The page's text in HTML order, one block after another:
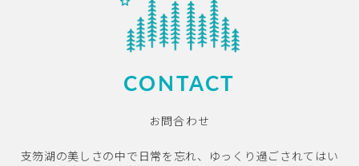
CONTACT
お問合わせ
支笏湖の美しさの中で日常を忘れ、ゆっくり過ごされてはい